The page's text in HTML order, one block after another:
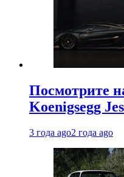
Посмотрите
Koenigsegg
3 года ago2 года ago